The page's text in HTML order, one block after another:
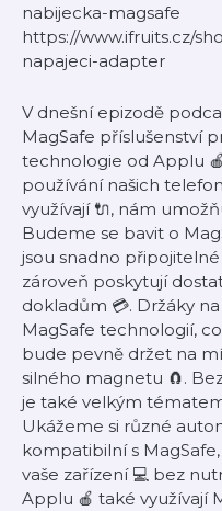
nabijecka-magsafe
https://www.ifruits.cz/
napajeci-adapter
V dnešní epizodě
MagSafe příslušenství
technologie od Applu
používání našich
využívají 🔌, nám
Budeme se bavit o
jsou snadno
zároveň poskytují
dokladům 💳. Držáky
MagSafe technologií,
bude pevně držet na
silného magnetu 🧲.
je také velkým
Ukážeme si různé
kompatibilní s
vaše zařízení 💻 bez
Applu 🍎 také využívají